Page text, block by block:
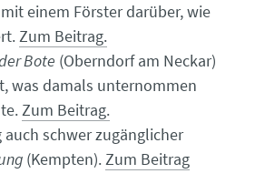
einem Förster darüber, wie
Zum Beitrag.
Bote (Oberndorf am Neckar)
was damals unternommen
Zum Beitrag.
schwer zugänglicher
(Kempten).Zum Beitrag